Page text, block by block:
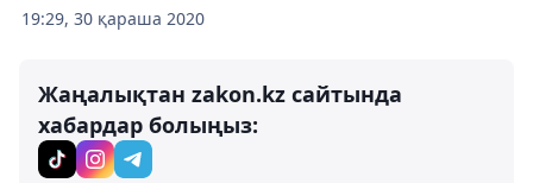
19:29, 30 қараша 2020
Жаңалықтан zakon.kz сайтында
хабардар болыңыз: